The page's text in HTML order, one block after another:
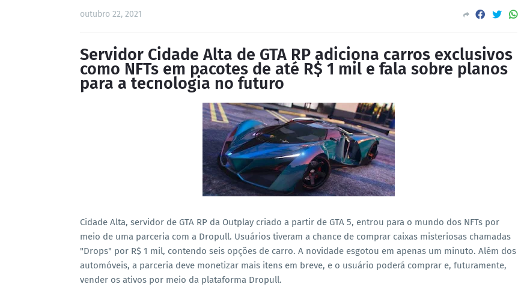
outubro 22, 2021
Servidor Cidade Alta de GTA RP adiciona carros exclusivos
como NFTs em pacotes de até R$ 1 mil e fala sobre planos
para a tecnologia no futuro
Cidade Alta, servidor de GTA RP da Outplay criado a partir de GTA 5, entrou para o mundo dos NFTs por
meio de uma parceria com a Dropull. Usuários tiveram a chance de comprar caixas misteriosas chamadas
"Drops" por R$ 1 mil, contendo seis opções de carro. A novidade esgotou em apenas um minuto. Além dos
automóveis, a parceria deve monetizar mais itens em breve, e o usuário poderá comprar e, futuramente,
vender os ativos por meio da plataforma Dropull.